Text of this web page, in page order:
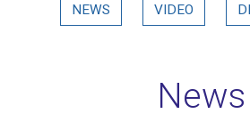
Giornale di
NEWS VIDEO
News